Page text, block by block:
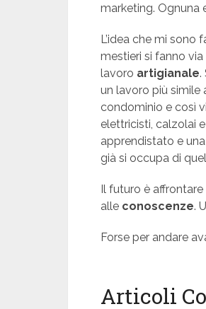
marketing. Ognuna
L’idea che mi sono
mestieri si fanno
lavoro artigianale.
un lavoro più simile
condominio e così
elettricisti, calzolai
apprendistato e
già si occupa di
Il futuro è
alle conoscenze.
Forse per andare
Articoli